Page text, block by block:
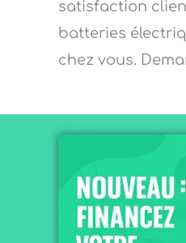
satisfaction
batteries
chez vous.